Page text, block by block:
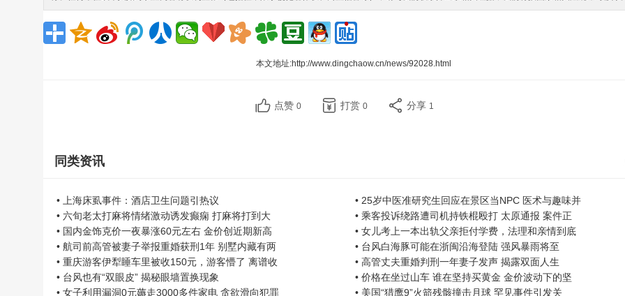
本文地址:http://www.dingchaow.cn/news/92028.html
点赞 0 打赏 0 分享 1
同类资讯
• 上海床虱事件：酒店卫生问题引热议
• 25岁中医准研究生回应在景区当NPC 医术与趣味并
• 六旬老太打麻将情绪激动诱发癫痫 打麻将打到大
• 乘客投诉绕路遭司机持铁棍殴打 太原通报 案件正
• 国内金饰克价一夜暴涨60元左右 金价创近期新高
• 女儿考上一本出轨父亲拒付学费，法理和亲情到底
• 航司前高管被妻子举报重婚获刑1年 别墅内藏有两
• 台风白海豚可能在浙闽沿海登陆 强风暴雨将至
• 重庆游客伊犁睡车里被收150元，游客懵了 离谱收
• 高管丈夫重婚判刑一年妻子发声 揭露双面人生
• 台风也有“双眼皮” 揭秘眼墙置换现象
• 价格在坐过山车 谁在坚持买黄金 金价波动下的坚
• 女子利用漏洞0元薅走3000多件家电 贪欲滑向犯罪
• 美国“猎鹰9”火箭残骸撞击月球 罕见事件引发关